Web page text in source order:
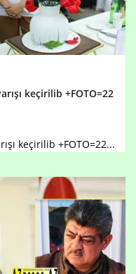
keçirilib +FOTO=22
keçirilib +FOTO=22...